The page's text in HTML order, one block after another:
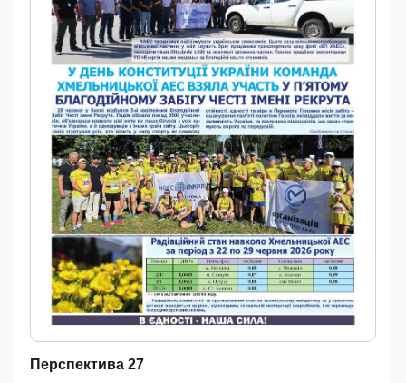
Перспектива 27